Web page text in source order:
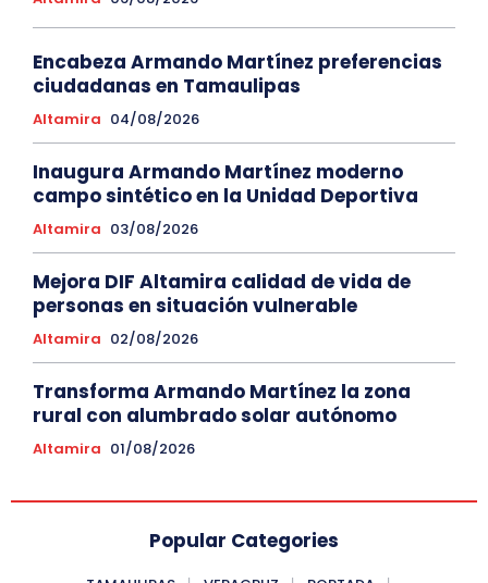
Encabeza Armando Martínez preferencias
ciudadanas en Tamaulipas
Altamira 04/08/2026
Inaugura Armando Martínez moderno
campo sintético en la Unidad Deportiva
Altamira 03/08/2026
Mejora DIF Altamira calidad de vida de
personas en situación vulnerable
Altamira 02/08/2026
Transforma Armando Martínez la zona
rural con alumbrado solar autónomo
Altamira 01/08/2026
Popular Categories